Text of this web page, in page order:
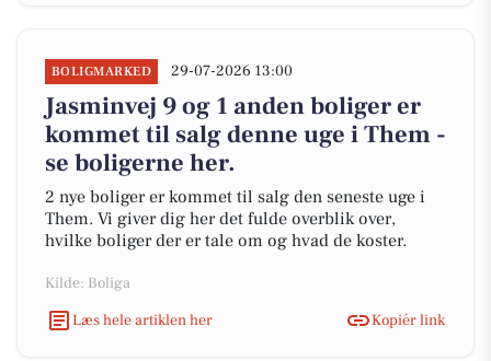
BOLIGMARKED 29-07-2026 13:00
Jasminvej 9 og 1 anden boliger er
kommet til salg denne uge i Them -
se boligerne her.
2 nye boliger er kommet til salg den seneste uge i
Them. Vi giver dig her det fulde overblik over,
hvilke boliger der er tale om og hvad de koster.
Kilde: Boliga
Læs hele artiklen her
Kopiér link